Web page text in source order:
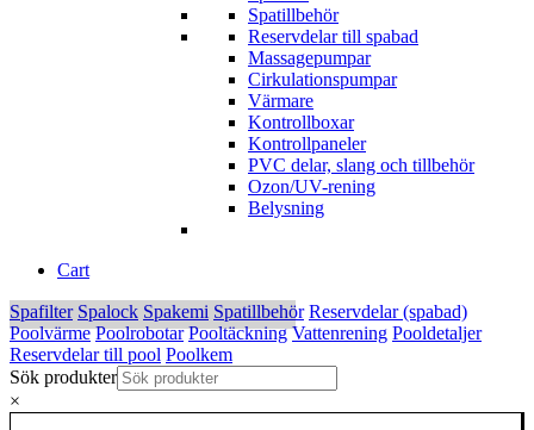
Spatillbehör
Reservdelar till spabad
Massagepumpar
Cirkulationspumpar
Värmare
Kontrollboxar
Kontrollpaneler
PVC delar, slang och tillbehör
Ozon/UV-rening
Belysning
Cart
Spafilter Spalock Spakemi Spatillbehör Reservdelar (spabad)
Poolvärme Poolrobotar Pooltäckning Vattenrening Pooldetaljer
Reservdelar till pool Poolkem
Sök produkter
×